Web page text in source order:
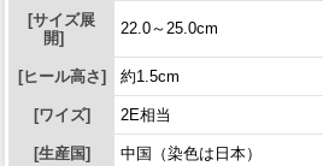
[サイズ展
開]
22.0～25.0cm
[ヒール高さ] 約1.5cm
[ワイズ] 2E相当
[生産国] 中国（染色は日本）